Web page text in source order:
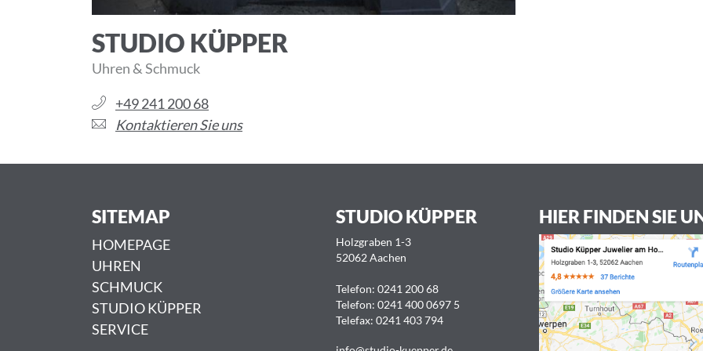
STUDIO KÜPPER
Uhren & Schmuck
+49 241 200 68
Kontaktieren Sie uns
SITEMAP
HOMEPAGE
UHREN
SCHMUCK
STUDIO KÜPPER
SERVICE
STUDIO KÜPPER
Holzgraben 1-3
52062 Aachen
Telefon: 0241 200 68
Telefon: 0241 400 0697 5
Telefax: 0241 403 794
HIER FINDEN SIE